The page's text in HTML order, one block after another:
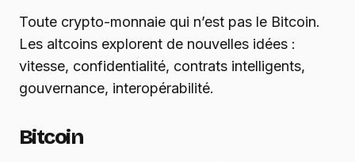
Toute crypto-monnaie qui n’est pas le Bitcoin.
Les altcoins explorent de nouvelles idées :
vitesse, confidentialité, contrats intelligents,
gouvernance, interopérabilité.
Bitcoin